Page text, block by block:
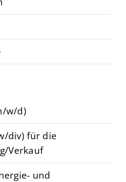
w/d)
div) für die
Verkauf
und